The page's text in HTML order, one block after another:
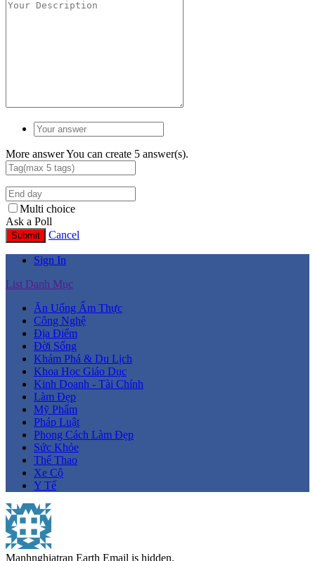
More answerYou can create 5 answer(s).
Multi choice
Ask a Poll
Submit Cancel
Sign In
List Danh Mục
Ăn Uống Ẩm Thực
Công Nghệ
Địa Điểm
Đời Sống
Khám Phá & Du Lịch
Khoa Học Giáo Dục
Kinh Doanh - Tài Chính
Làm Đẹp
Mỹ Phẩm
Pháp Luật
Phong Cách Làm Đẹp
Sức Khỏe
Thể Thao
Xe Cộ
Y Tế
Manhnghiatran Earth Email is hidden.